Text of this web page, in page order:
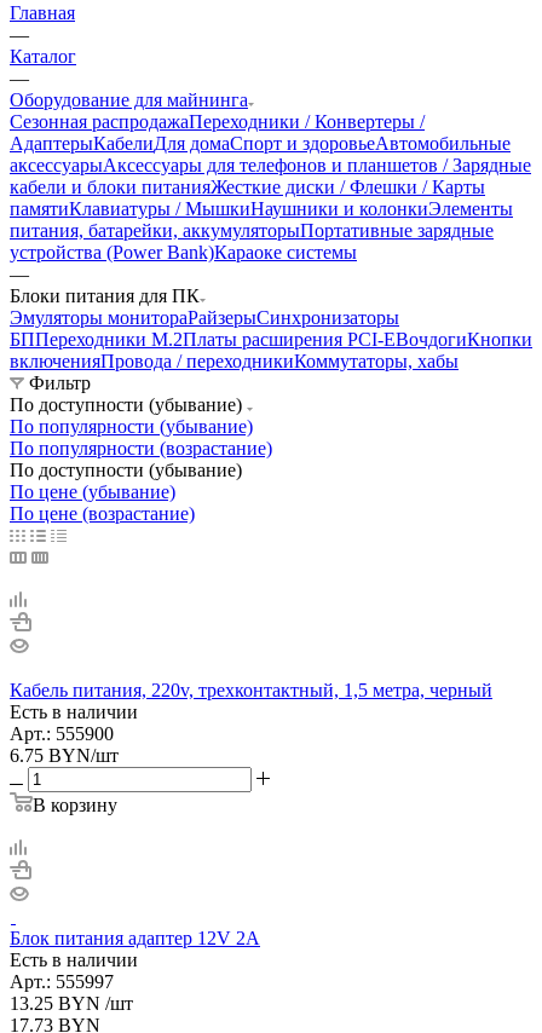
Главная
—
Каталог
—
Оборудование для майнинга
Сезонная распродажаПереходники / Конвертеры /
АдаптерыКабелиДля домаСпорт и здоровьеАвтомобильные
аксессуарыАксессуары для телефонов и планшетов / Зарядные
кабели и блоки питанияЖесткие диски / Флешки / Карты
памятиКлавиатуры / МышкиНаушники и колонкиЭлементы
питания, батарейки, аккумуляторыПортативные зарядные
устройства (Power Bank)Караоке системы
—
Блоки питания для ПК
Эмуляторы монитораРайзерыСинхронизаторы
БППереходники М.2Платы расширения PCI-EВочдогиКнопки
включенияПровода / переходникиКоммутаторы, хабы
Фильтр
По доступности (убывание)
По популярности (убывание)
По популярности (возрастание)
По доступности (убывание)
По цене (убывание)
По цене (возрастание)
Кабель питания, 220v, трехконтактный, 1,5 метра, черный
Есть в наличии
Арт.: 555900
6.75 BYN/шт
В корзину
Блок питания адаптер 12V 2A
Есть в наличии
Арт.: 555997
13.25 BYN /шт
17.73 BYN